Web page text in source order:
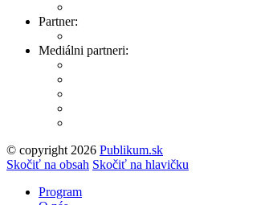
Partner:
Mediálni partneri:
© copyright 2026 Publikum.sk
Tvorba stránok: Enjoy
Skočiť na obsah Skočiť na hlavičku
Program